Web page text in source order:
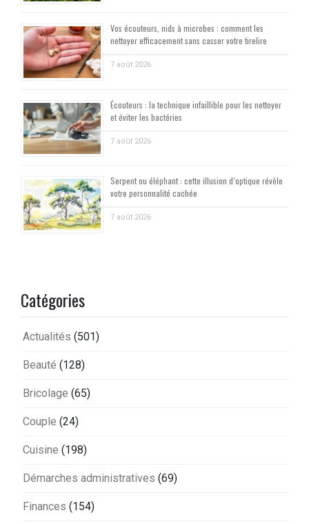
Vos écouteurs, nids à microbes : comment les
nettoyer efficacement sans casser votre tirelire
7 août 2026
Écouteurs : la technique infaillible pour les nettoyer
et éviter les bactéries
7 août 2026
Serpent ou éléphant : cette illusion d’optique révèle
votre personnalité cachée
7 août 2026
Catégories
Actualités (501)
Beauté (128)
Bricolage (65)
Couple (24)
Cuisine (198)
Démarches administratives (69)
Finances (154)